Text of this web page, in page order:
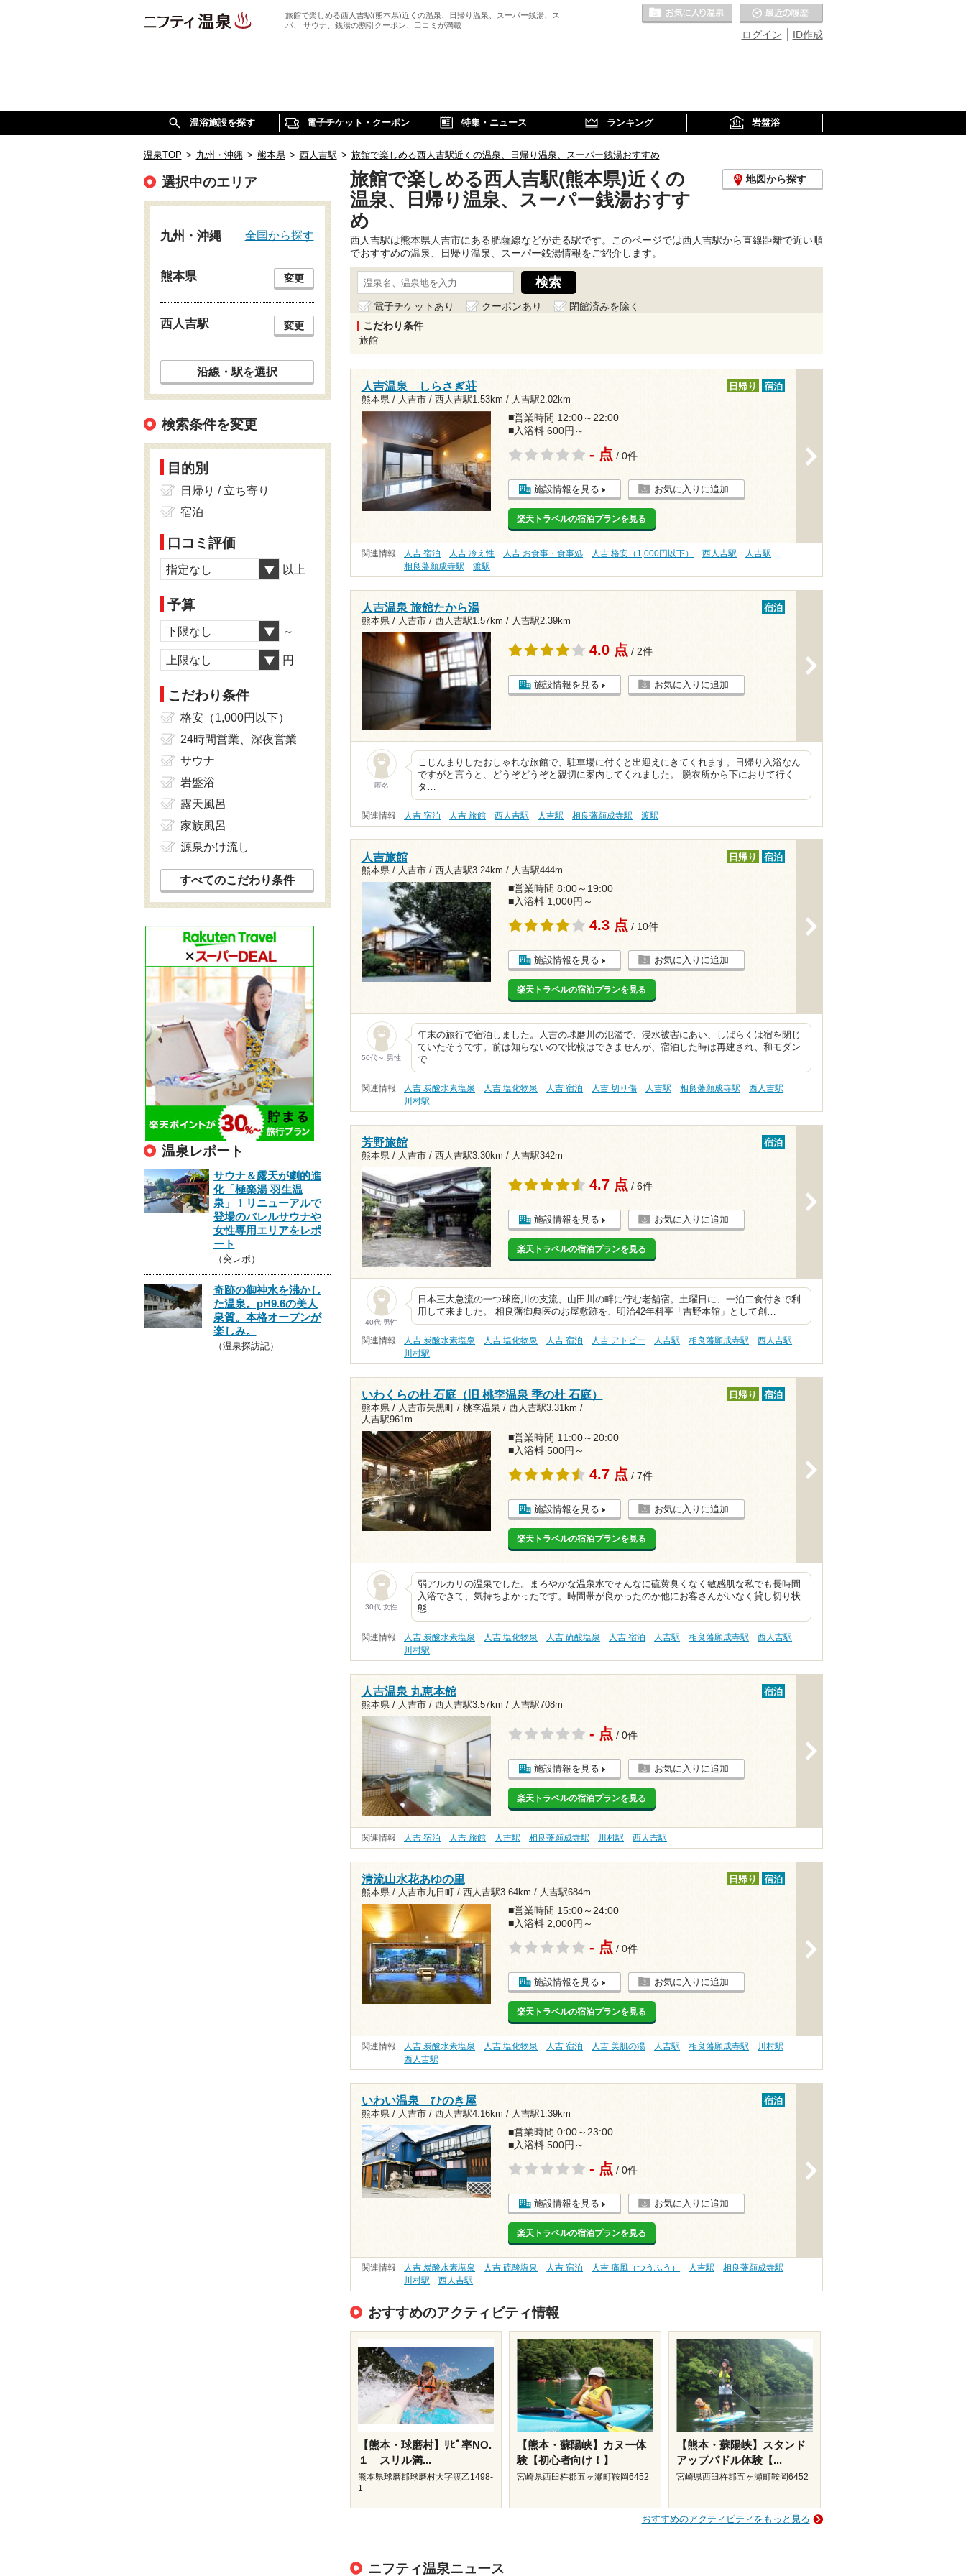
旅館で楽しめる西人吉駅(熊本県)近くの温泉、日帰り温泉、スーパー銭湯、ス
パ、 サウナ、銭湯の割引クーポン、口コミが満載
ID作成
ログイン
お気に入りの温泉
温浴施設を探す 電子チケット・クーポン 特集・ニュース ランキング 岩盤浴
温泉TOP > 九州・沖縄 > 熊本県 > 西人吉駅 > 旅館で楽しめる西人吉駅近くの温泉、日帰り温泉、スーパー銭湯おすすめ
旅館で楽しめる西人吉駅(熊本県)近くの
温泉、日帰り温泉、スーパー銭湯おすす
め
地図から探す
西人吉駅は熊本県人吉市にある肥薩線などが走る駅です。このページでは西人吉駅から直線距離で近い順
でおすすめの温泉、日帰り温泉、スーパー銭湯情報をご紹介します。
電子チケットあり クーポンあり
閉館済みを除く
こだわり条件
旅館
人吉温泉 しらさぎ荘
熊本県 / 人吉市 / 西人吉駅1.53km / 人吉駅2.02km
日帰り 宿泊
■営業時間 12:00～22:00
■入浴料 600円～
- 点 / 0件
施設情報を見る お気に入りに追加
楽天トラベルの宿泊プランを見る
関連情報 人吉 宿泊 人吉 冷え性 人吉 お食事・食事処 人吉 格安（1,000円以下） 西人吉駅
人吉駅
相良藩願成寺駅
渡駅
人吉温泉 旅館たから湯
熊本県 / 人吉市 / 西人吉駅1.57km / 人吉駅2.39km
宿泊
4.0 点 / 2件
施設情報を見る お気に入りに追加
匿名
こじんまりしたおしゃれな旅館で、駐車場に付くと出迎えにきてくれます。日帰り入浴なん
ですがと言うと、どうぞどうぞと親切に案内してくれました。 脱衣所から下におりて行く
タ…
関連情報 人吉 宿泊 人吉 旅館 西人吉駅 人吉駅 相良藩願成寺駅 渡駅
人吉旅館
熊本県 / 人吉市 / 西人吉駅3.24km / 人吉駅444m
日帰り 宿泊
■営業時間 8:00～19:00
■入浴料 1,000円～
4.3 点 / 10件
施設情報を見る お気に入りに追加
楽天トラベルの宿泊プランを見る
50代～ 男性
年末の旅行で宿泊しました。人吉の球磨川の氾濫で、浸水被害にあい、しばらくは宿を閉じ
ていたそうです。前は知らないので比較はできませんが、宿泊した時は再建され、和モダン
で…
関連情報 人吉 炭酸水素塩泉 人吉 塩化物泉 人吉 宿泊 人吉 切り傷 人吉駅 相良藩願成寺駅
西人吉駅
川村駅
芳野旅館
熊本県 / 人吉市 / 西人吉駅3.30km / 人吉駅342m
宿泊
4.7 点 / 6件
施設情報を見る お気に入りに追加
楽天トラベルの宿泊プランを見る
40代 男性
日本三大急流の一つ球磨川の支流、山田川の畔に佇む老舗宿。土曜日に、一泊二食付きで利
用して来ました。 相良藩御典医のお屋敷跡を、明治42年料亭「吉野本館」として創…
関連情報 人吉 炭酸水素塩泉 人吉 塩化物泉 人吉 宿泊 人吉 アトピー 人吉駅 相良藩願成寺駅
西人吉駅
川村駅
いわくらの杜 石庭（旧 桃李温泉 季の杜 石庭）
熊本県 / 人吉市矢黒町 / 桃李温泉 / 西人吉駅3.31km /
人吉駅961m
日帰り 宿泊
■営業時間 11:00～20:00
■入浴料 500円～
4.7 点 / 7件
施設情報を見る お気に入りに追加
楽天トラベルの宿泊プランを見る
30代 女性
弱アルカリの温泉でした。まろやかな温泉水でそんなに硫黄臭くなく敏感肌な私でも長時間
入浴できて、気持ちよかったです。時間帯が良かったのか他にお客さんがいなく貸し切り状
態…
関連情報 人吉 炭酸水素塩泉 人吉 塩化物泉 人吉 硫酸塩泉 人吉 宿泊 人吉駅 相良藩願成寺駅
西人吉駅
川村駅
人吉温泉 丸恵本館
熊本県 / 人吉市 / 西人吉駅3.57km / 人吉駅708m
宿泊
- 点 / 0件
施設情報を見る お気に入りに追加
楽天トラベルの宿泊プランを見る
関連情報 人吉 宿泊 人吉 旅館 人吉駅 相良藩願成寺駅 川村駅 西人吉駅
清流山水花あゆの里
熊本県 / 人吉市九日町 / 西人吉駅3.64km / 人吉駅684m
日帰り 宿泊
■営業時間 15:00～24:00
■入浴料 2,000円～
- 点 / 0件
施設情報を見る お気に入りに追加
楽天トラベルの宿泊プランを見る
関連情報 人吉 炭酸水素塩泉 人吉 塩化物泉 人吉 宿泊 人吉 美肌の湯 人吉駅 相良藩願成寺駅
川村駅
西人吉駅
いわい温泉 ひのき屋
熊本県 / 人吉市 / 西人吉駅4.16km / 人吉駅1.39km
宿泊
■営業時間 0:00～23:00
■入浴料 500円～
- 点 / 0件
施設情報を見る お気に入りに追加
楽天トラベルの宿泊プランを見る
関連情報 人吉 炭酸水素塩泉 人吉 硫酸塩泉 人吉 宿泊 人吉 痛風（つうふう） 人吉駅
相良藩願成寺駅
川村駅
西人吉駅
おすすめのアクティビティ情報
【熊本・球磨村】ﾘﾋﾟ率NO.
１ スリル満...
熊本県球磨郡球磨村大字渡乙1498-
1
【熊本・蘇陽峡】カヌー体
験【初心者向け！】
宮崎県西臼杵郡五ヶ瀬町鞍岡6452
【熊本・蘇陽峡】スタンド
アップパドル体験【...
宮崎県西臼杵郡五ヶ瀬町鞍岡6452
おすすめのアクティビティをもっと見る
ニフティ温泉ニュース
選択中のエリア
九州・沖縄 全国から探す
熊本県 変更
西人吉駅 変更
沿線・駅を選択
検索条件を変更
目的別
日帰り / 立ち寄り
宿泊
口コミ評価
指定なし 以上
予算
下限なし ～
上限なし 円
こだわり条件
格安（1,000円以下）
24時間営業、深夜営業
サウナ
岩盤浴
露天風呂
家族風呂
源泉かけ流し
すべてのこだわり条件
温泉レポート
サウナ＆露天が劇的進
化「極楽湯 羽生温
泉」！リニューアルで
登場のバレルサウナや
女性専用エリアをレポ
ート
（突レポ）
奇跡の御神水を沸かし
た温泉。pH9.6の美人
泉質。本格オープンが
楽しみ。
（温泉探訪記）